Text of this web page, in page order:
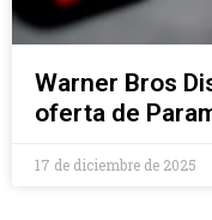
Warner Bros
oferta de
17 de diciembre de 2025